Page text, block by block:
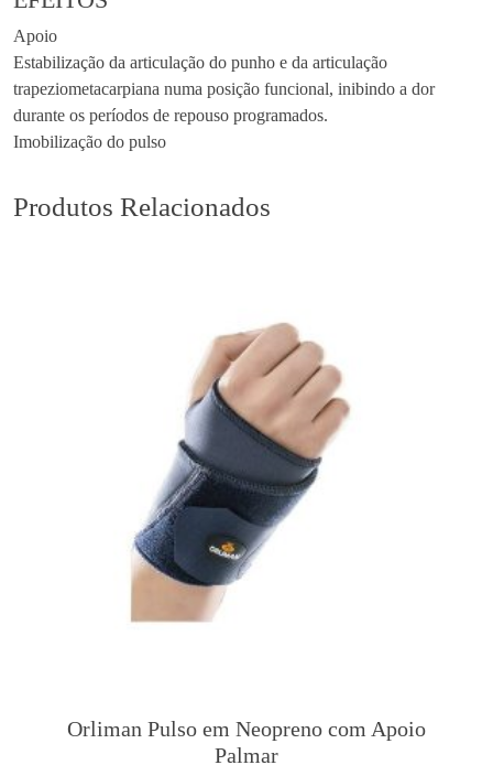
Apoio
Estabilização da articulação do punho e da articulação
trapeziometacarpiana numa posição funcional, inibindo a dor
durante os períodos de repouso programados.
Imobilização do pulso
Produtos Relacionados
Orliman Pulso em Neopreno com Apoio
Palmar